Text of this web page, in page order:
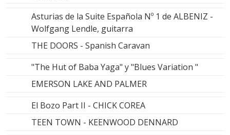
Asturias de la Suite Española Nº 1 de ALBENIZ -
Wolfgang Lendle, guitarra
THE DOORS - Spanish Caravan
"The Hut of Baba Yaga" y "Blues Variation "
EMERSON LAKE AND PALMER
El Bozo Part II - CHICK COREA
TEEN TOWN - KEENWOOD DENNARD